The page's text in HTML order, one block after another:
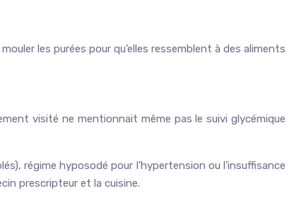
les purées pour qu’elles ressemblent à des aliments
visité ne mentionnait même pas le suivi glycémique
régime hyposodé pour l’hypertension ou l’insuffisance
prescripteur et la cuisine.